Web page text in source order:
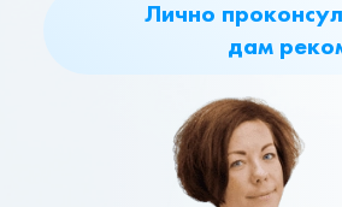
Лично
дам